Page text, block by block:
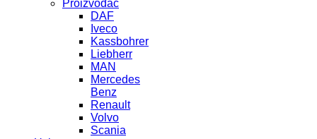
Proizvođač
DAF
Iveco
Kassbohrer
Liebherr
MAN
Mercedes
Benz
Renault
Volvo
Scania